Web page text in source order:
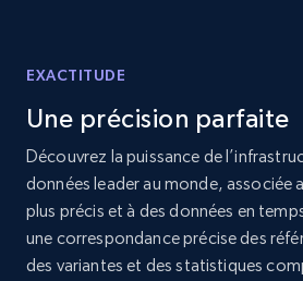
Amazon products global
products from Brands URLs
Title, Seller name, Brand,
price, Currency, Availability,
more.
EXACTITUDE
Une précision parfaite
Découvrez la puissance de
données leader au monde, associée
plus précis et à des données en
une correspondance précise des
des variantes et des statistiques